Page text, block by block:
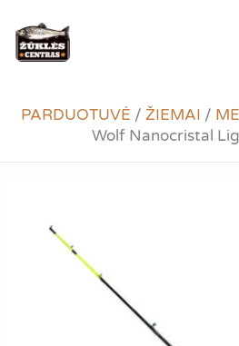
prie
turinio
PARDUOTUVĖ / ŽIEMAI /
Wolf Nanocristal